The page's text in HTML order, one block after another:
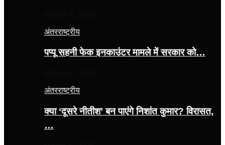
अंतरराष्ट्रीय
पप्पू सहनी फेक इनकाउंटर मामले में सरकार को…
अंतरराष्ट्रीय
क्या ‘दूसरे नीतीश’ बन पाएंगे निशांत कुमार? विरासत,
…